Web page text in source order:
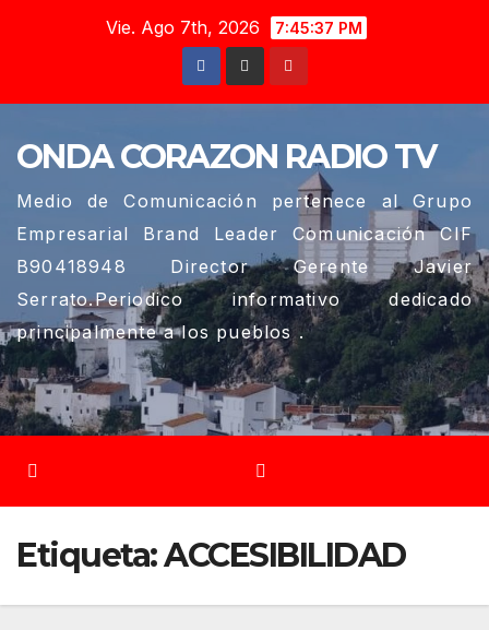
Vie. Ago 7th, 2026 7:45:38 PM
ONDA CORAZON RADIO TV
Medio de Comunicación pertenece al Grupo
Empresarial Brand Leader Comunicación CIF
B90418948 Director Gerente Javier
Serrato.Periodico informativo dedicado
principalmente a los pueblos .
Etiqueta:ACCESIBILIDAD